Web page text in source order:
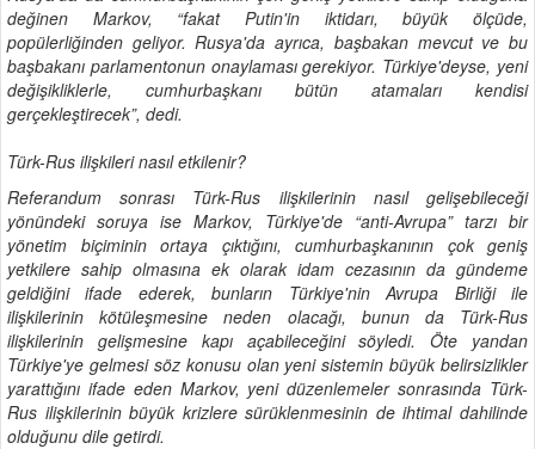
değinen Markov, “fakat Putin'in iktidarı, büyük ölçüde,
popülerliğinden geliyor. Rusya'da ayrıca, başbakan mevcut ve bu
başbakanı parlamentonun onaylaması gerekiyor. Türkiye'deyse, yeni
değişikliklerle, cumhurbaşkanı bütün atamaları kendisi
gerçekleştirecek”, dedi.
Türk-Rus ilişkileri nasıl etkilenir?
Referandum sonrası Türk-Rus ilişkilerinin nasıl gelişebileceği
yönündeki soruya ise Markov, Türkiye'de “anti-Avrupa” tarzı bir
yönetim biçiminin ortaya çıktığını, cumhurbaşkanının çok geniş
yetkilere sahip olmasına ek olarak idam cezasının da gündeme
geldiğini ifade ederek, bunların Türkiye'nin Avrupa Birliği ile
ilişkilerinin kötüleşmesine neden olacağı, bunun da Türk-Rus
ilişkilerinin gelişmesine kapı açabileceğini söyledi. Öte yandan
Türkiye'ye gelmesi söz konusu olan yeni sistemin büyük belirsizlikler
yarattığını ifade eden Markov, yeni düzenlemeler sonrasında Türk-
Rus ilişkilerinin büyük krizlere sürüklenmesinin de ihtimal dahilinde
olduğunu dile getirdi.